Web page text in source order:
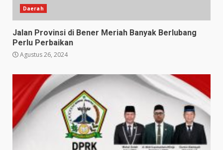
Daerah
Jalan Provinsi di Bener Meriah Banyak Berlubang
Perlu Perbaikan
Agustus 26, 2024